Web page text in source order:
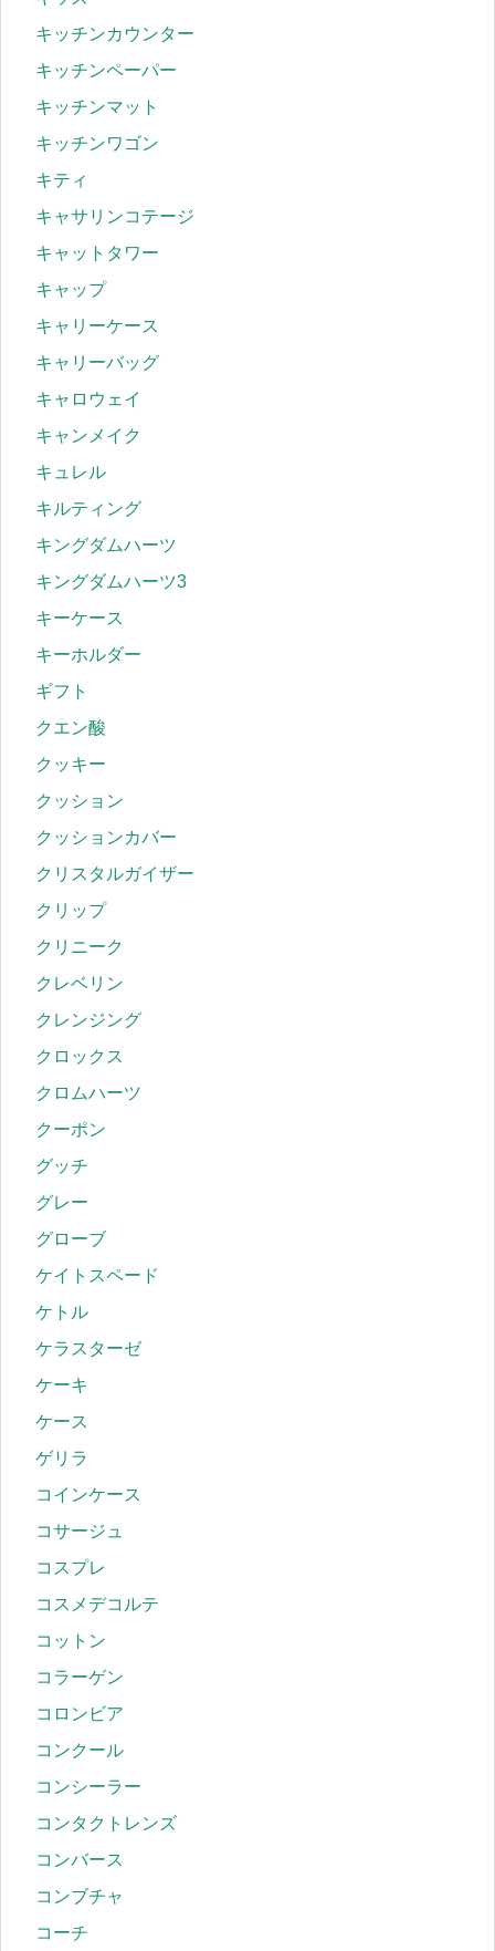
キッチンカウンター
キッチンペーパー
キッチンマット
キッチンワゴン
キティ
キャサリンコテージ
キャットタワー
キャップ
キャリーケース
キャリーバッグ
キャロウェイ
キャンメイク
キュレル
キルティング
キングダムハーツ
キングダムハーツ3
キーケース
キーホルダー
ギフト
クエン酸
クッキー
クッション
クッションカバー
クリスタルガイザー
クリップ
クリニーク
クレベリン
クレンジング
クロックス
クロムハーツ
クーポン
グッチ
グレー
グローブ
ケイトスペード
ケトル
ケラスターゼ
ケーキ
ケース
ゲリラ
コインケース
コサージュ
コスプレ
コスメデコルテ
コットン
コラーゲン
コロンビア
コンクール
コンシーラー
コンタクトレンズ
コンバース
コンブチャ
コーチ